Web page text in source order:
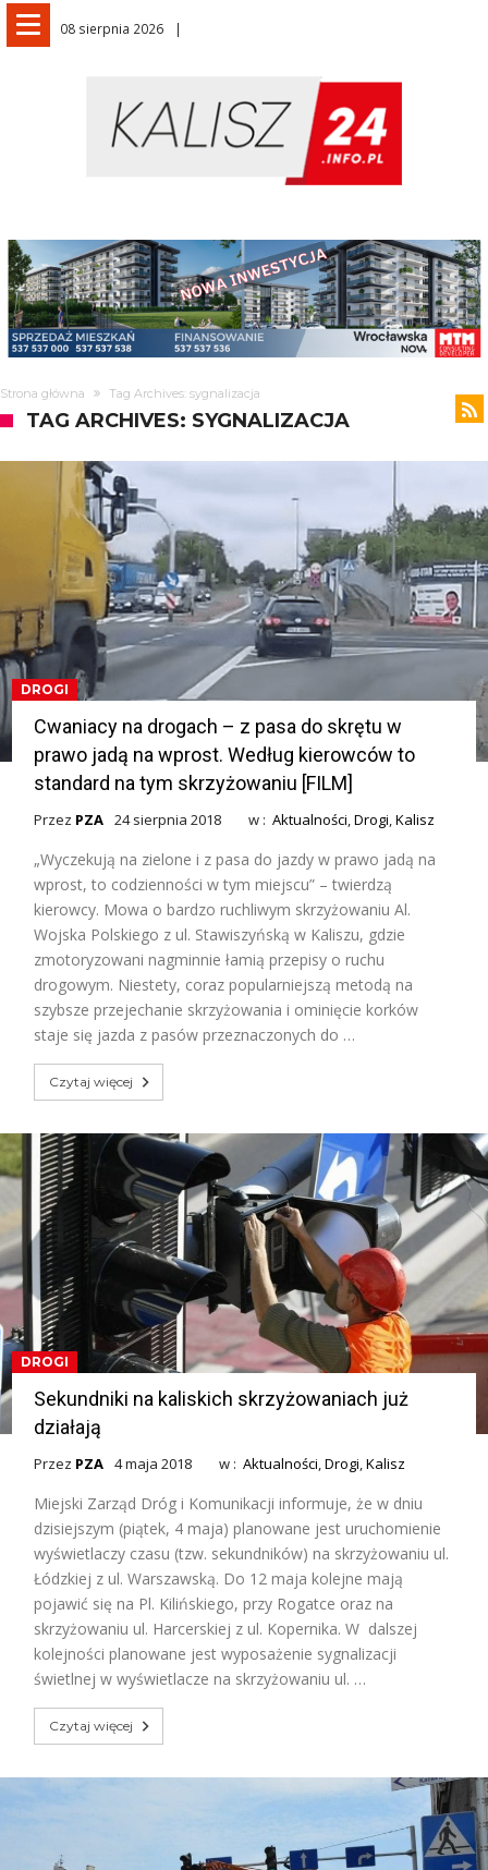
08 sierpnia 2026
Strona główna Tag Archives: sygnalizacja
TAG ARCHIVES: SYGNALIZACJA
DROGI
Cwaniacy na drogach – z pasa do skrętu w
prawo jadą na wprost. Według kierowców to
standard na tym skrzyżowaniu [FILM]
Przez PZA 24 sierpnia 2018 w :Aktualności,Drogi,Kalisz
„Wyczekują na zielone i z pasa do jazdy w prawo jadą na
wprost, to codzienności w tym miejscu” – twierdzą
kierowcy. Mowa o bardzo ruchliwym skrzyżowaniu Al.
Wojska Polskiego z ul. Stawiszyńską w Kaliszu, gdzie
zmotoryzowani nagminnie łamią przepisy o ruchu
drogowym. Niestety, coraz popularniejszą metodą na
szybsze przejechanie skrzyżowania i ominięcie korków
staje się jazda z pasów przeznaczonych do …
Czytaj więcej
DROGI
Sekundniki na kaliskich skrzyżowaniach już
działają
Przez PZA 4 maja 2018 w :Aktualności,Drogi,Kalisz
Miejski Zarząd Dróg i Komunikacji informuje, że w dniu
dzisiejszym (piątek, 4 maja) planowane jest uruchomienie
wyświetlaczy czasu (tzw. sekundników) na skrzyżowaniu ul.
Łódzkiej z ul. Warszawską. Do 12 maja kolejne mają
pojawić się na Pl. Kilińskiego, przy Rogatce oraz na
skrzyżowaniu ul. Harcerskiej z ul. Kopernika. W dalszej
kolejności planowane jest wyposażenie sygnalizacji
świetlnej w wyświetlacze na skrzyżowaniu ul. …
Czytaj więcej